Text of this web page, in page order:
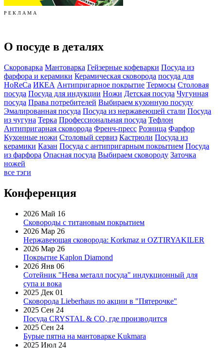
Р Е К Л А М А
О посуде в деталях
Скороварка Мантоварка Гейзерные кофеварки Посуда из
фарфора и керамики Керамическая сковорода посуда для
HoReCa ИКЕА Антипригарное покрытие Термосы Столовая
посуда Посуда для индукции Ножи Детская посуда Чугунная
посуда Права потребителей Выбираем кухонную посуду
Эмалированная посуда Посуда из нержавеющей стали Посуда
из чугуна Терка Профессиональная посуда Тефлон
Антипригарная сковорода Френч-пресс Розница Фарфор
Кухонные ножи Столовый сервиз Кастрюли Посуда из
керамики Казан Посуда с антипригарным покрытием Посуда
из фарфора Опасная посуда Выбираем сковороду Заточка
ножей
все тэги
Конференция
2026 Май 16
Сковороды с титановым покрытием
2026 Мар 26
Нержавеющая сковорода: Korkmaz и OZTIRYAKILER
2026 Мар 26
Покрытие Kaplon Diamond
2026 Янв 06
Сотейник "Нева металл посуда" индукционный для
супа и вока
2025 Дек 01
Сковорода Lieberhaus по акции в "Пятерочке"
2025 Сен 24
Посуда CRYSTAL & CO, где производится
2025 Сен 24
Бурые пятна на мантоварке Kukmara
2025 Июл 24